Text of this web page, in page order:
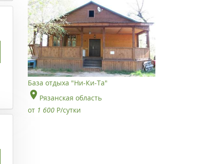
База отдыха "Ни-Ки-Та"
Рязанская область
от 1 600 Р/сутки